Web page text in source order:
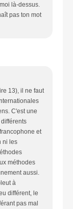
là-dessus.
pas ton mot
13), il ne faut
C'est une
et
ni les
méthodes
aussi.
à
différent, le
pas mal